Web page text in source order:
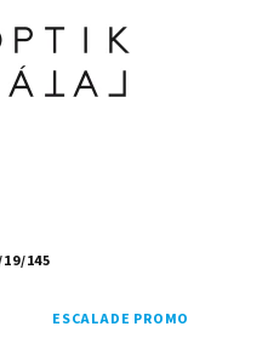
19/145
ESCALADE PROMO